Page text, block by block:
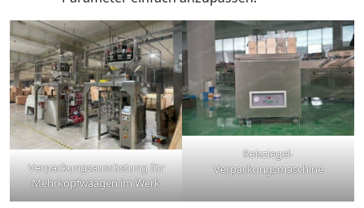
Verpackungsausrüstung für
Mehrkopfwaagen im Werk
Reisziegel-
Verpackungsmaschine